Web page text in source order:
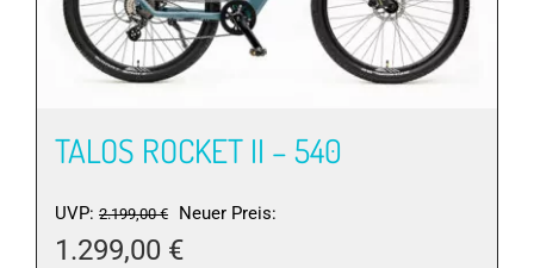
TALOS ROCKET II – 540
UVP: 2.199,00€
Ursprünglicher
Preis
Neuer Preis:
1.299,00 €